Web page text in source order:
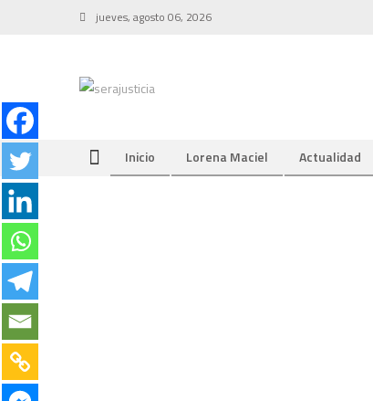
jueves, agosto 06, 2026
Inicio Lorena Maciel Actualidad